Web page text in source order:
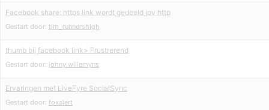
Facebook share: https link wordt gedeeld ipv http
Gestart door: tim_runnershigh
thumb bij facebook link> Frustrerend
Gestart door: johny willemyns
Ervaringen met LiveFyre SocialSync
Gestart door: foxalert